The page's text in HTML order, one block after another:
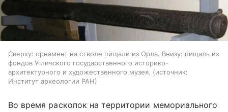
Сверху: орнамент на стволе пищали из Орла. Внизу: пищаль из
фондов Угличского государственного историко-
архитектурного и художественного музея.
источник:
Институт археологии РАН
Во время раскопок на территории мемориального